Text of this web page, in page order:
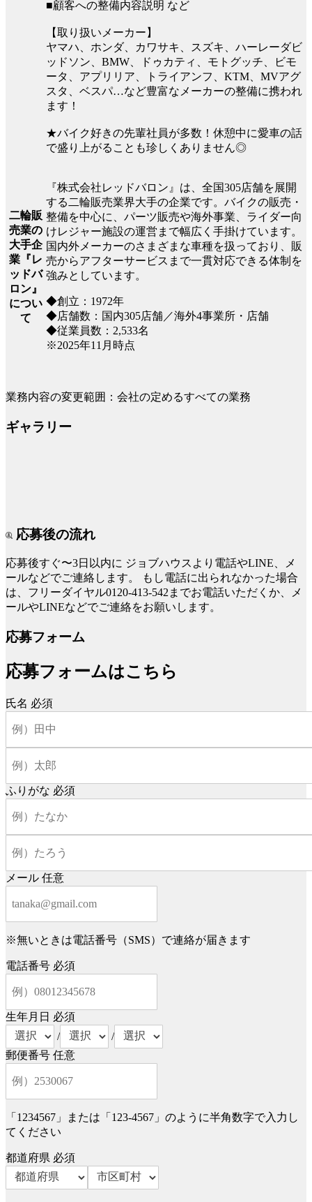
■顧客への整備内容説明 など
【取り扱いメーカー】
ヤマハ、ホンダ、カワサキ、スズキ、ハーレーダビ
ッドソン、BMW、ドゥカティ、モトグッチ、ビモ
ータ、アプリリア、トライアンフ、KTM、MVアグ
スタ、ベスパ…など豊富なメーカーの整備に携われ
ます！
★バイク好きの先輩社員が多数！休憩中に愛車の話
で盛り上がることも珍しくありません◎
二輪販
売業の
大手企
業『レ
ッドバ
ロン』
につい
て
『株式会社レッドバロン』は、全国305店舗を展開
する二輪販売業界大手の企業です。バイクの販売・
整備を中心に、パーツ販売や海外事業、ライダー向
けレジャー施設の運営まで幅広く手掛けています。
国内外メーカーのさまざまな車種を扱っており、販
売からアフターサービスまで一貫対応できる体制を
強みとしています。
◆創立：1972年
◆店舗数：国内305店舗／海外4事業所・店舗
◆従業員数：2,533名
※2025年11月時点
業務内容の変更範囲：会社の定めるすべての業務
ギャラリー
応募後の流れ
応募後すぐ〜3日以内に ジョブハウスより電話やLINE、メ
ールなどでご連絡します。
もし電話に出られなかった場合
は、フリーダイヤル0120-413-542までお電話いただくか、メ
ールやLINEなどでご連絡をお願いします。
応募フォーム
応募フォームはこちら
氏名 必須
ふりがな 必須
メール 任意
※無いときは電話番号（SMS）で連絡が届きます
電話番号 必須
生年月日 必須
/
/
郵便番号 任意
「1234567」または「123-4567」のように半角数字で入力し
てください
都道府県 必須